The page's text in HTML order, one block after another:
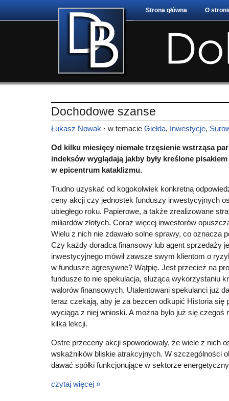
Strona główna O
Dochodowe szanse
Łukasz Nowak · w temacie Giełda, Inwestycje,
Od kilku miesięcy niemałe trzęsienie wstrząsa
indeksów wyglądają jakby były kreślone
w epicentrum kataklizmu.
Trudno uzyskać od kogokolwiek konkretną
ceny akcji czy jednostek funduszy inwestycyjnych
ubiegłego roku. Papierowe, a także zrealizowane
miliardów złotych. Coraz więcej inwestorów
Wielu z nich nie zdawało solne sprawy, co oznacza
Czy każdy doradca finansowy lub agent sprzedaży
inwestycyjnego mówił zawsze swym klientom o
w fundusze agresywne? Wątpię. Jest przecież na
fundusze to nie spekulacja, służąca wykorzystaniu
walorów finansowych. Utalentowani spekulanci już
teraz czekają, aby je za bezcen odkupić Historia się
wyciąga z niej wnioski. A można było już się
kilka lekcji.
Ostre przeceny akcji spowodowały, że wiele z nich
wskaźników bliskie atrakcyjnych. W szczególności
dawać spółki funkcjonujące w sektorze
czytaj więcej »